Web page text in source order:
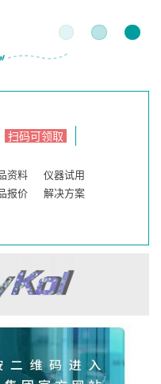
扫码可领取
资料
报价
仪器试用
解决方案